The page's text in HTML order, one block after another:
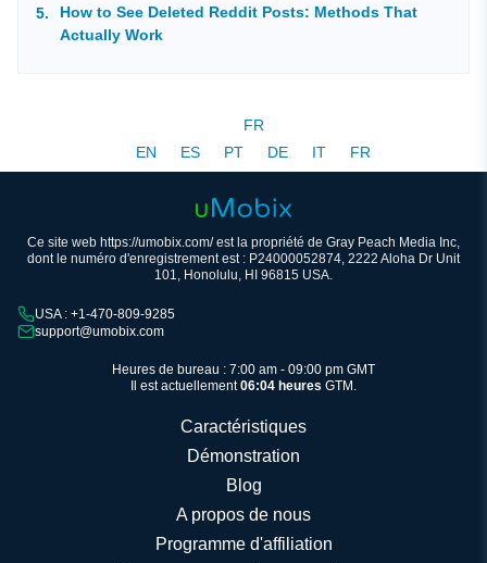
How to See Deleted Reddit Posts: Methods That
Actually Work
FR
EN
ES PT DE IT FR
Ce site web https://umobix.com/ est la propriété de Gray Peach Media Inc,
dont le numéro d'enregistrement est : P24000052874, 2222 Aloha Dr Unit
101, Honolulu, HI 96815 USA.
USA : +1-470-809-9285
support@umobix.com
Heures de bureau : 7:00 am - 09:00 pm GMT
Il est actuellement06:04 heures GTM.
Caractéristiques
Démonstration
Blog
A propos de nous
Programme d'affiliation